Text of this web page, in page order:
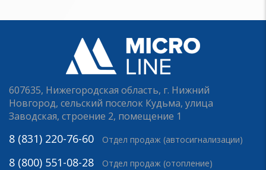
607635, Нижегородская область, г. Нижний
Новгород, сельский поселок Кудьма, улица
Заводская, строение 2, помещение 1
8 (831) 220-76-60 Отдел продаж (автосигнализации)
8 (800) 551-08-28 Отдел продаж (отопление)